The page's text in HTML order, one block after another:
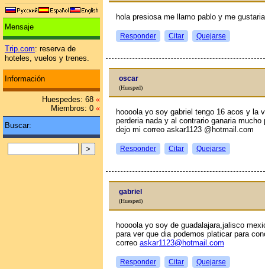
Mensaje
Trip.com: reserva de
hoteles, vuelos y trenes.
Información
Huespedes: 68 «
Miembros: 0 «
Buscar:
hola presiosa me llamo pablo y me
Responder Citar Quejarse
oscar
(Huesped)
hoooola yo soy gabriel tengo 16 aсos y la
perderia nada y al contrario ganaria
dejo mi correo askar1123 @hotmail.com
Responder Citar Quejarse
gabriel
(Huesped)
hoooola yo soy de guadalajara,jalisco
para ver que dia podemos platicar para
correo askar1123@hotmail.com
Responder Citar Quejarse